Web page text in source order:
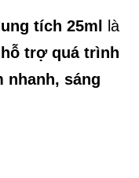
tích 25ml
là
hỗ trợ quá trình
nhanh, sáng